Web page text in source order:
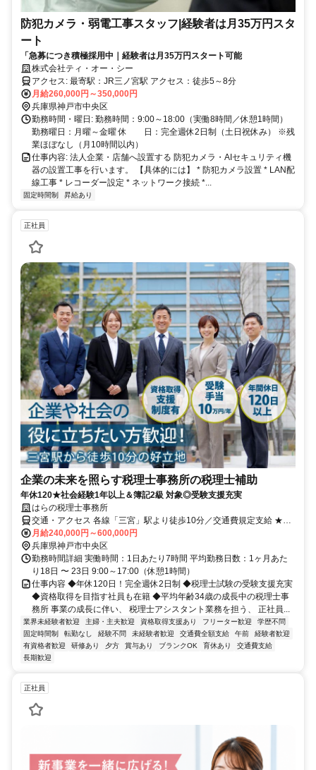
防犯カメラ・弱電工事スタッフ|経験者は月35万円スタ
ート
「急募につき積極採用中｜経験者は月35万円スタート可能
株式会社ティ・オー・シー
アクセス: 最寄駅：JR三ノ宮駅 アクセス：徒歩5～8分
月給260,000円～350,000円
兵庫県神戸市中央区
勤務時間・曜日: 勤務時間：9:00～18:00（実働8時間／休憩1時間）
勤務曜日：月曜～金曜 休 日：完全週休2日制（土日祝休み） ※残
業ほぼなし（月10時間以内）
仕事内容: 法人企業・店舗へ設置する 防犯カメラ・AIセキュリティ機
器の設置工事を行います。 【具体的には】 * 防犯カメラ設置 * LAN配
線工事 * レコーダー設定 * ネットワーク接続 *...
固定時間制 昇給あり
正社員
企業の未来を照らす税理士事務所の税理士補助
年休120★社会経験1年以上＆簿記2級 対象◎受験支援充実
はらの税理士事務所
交通・アクセス 各線「三宮」駅より徒歩10分／交通費規定支給 ★フ
ラワーロード沿い
月給240,000円～600,000円
兵庫県神戸市中央区
勤務時間詳細 実働時間：1日あたり7時間 平均勤務日数：1ヶ月あた
り18日 〜 23日 9:00～17:00（休憩1時間）
仕事内容 ◆年休120日！完全週休2日制 ◆税理士試験の受験支援充実
◆資格取得を目指す社員も在籍 ◆平均年齢34歳の成長中の税理士事
務所 事業の成長に伴い、 税理士アシスタント業務を担う、 正社員...
業界未経験者歓迎 主婦・主夫歓迎 資格取得支援あり フリーター歓迎
学歴不問
固定時間制
転勤なし 経験不問 未経験者歓迎 交通費全額支給 午前
経験者歓迎
有資格者歓迎
研修あり 夕方 賞与あり ブランクOK 育休あり
交通費支給
長期歓迎
正社員